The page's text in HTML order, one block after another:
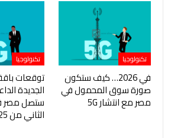
تكنولوجيا
في 2026… كيف ستكون
صورة سوق المحمول في
مصر مع انتشار 5G
تكنولوجيا
توقعات
ستصل مصر
الثاني من 2025